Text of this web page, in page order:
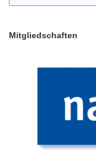
Mitgliedschaften